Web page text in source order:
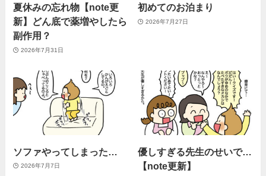
夏休みの忘れ物【note更
新】どん底で薬増やしたら
副作用？
2026年7月31日
初めてのお泊まり
2026年7月27日
ソファやってしまった…
2026年7月7日
優しすぎる先生のせいで…
【note更新】